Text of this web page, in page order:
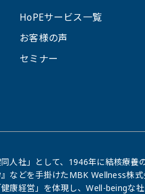
HoPEサービス一覧
お客様の声
セミナー
人社」として、1946年に結核療養
などを手掛けたMBK Wellness株
康経営」を体現し、Well-beingな